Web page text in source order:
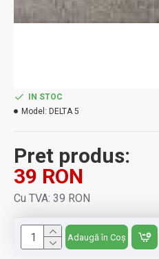
Pret produs:
39 RON
Cu TVA: 39 RON
IN STOC
Model: DELTA 5
Adaugă în Coș